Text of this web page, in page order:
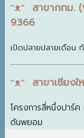
ᵔᴥᵔ สาขากทม.
9366
เปิดปลายปลายเดือน
ᵔᴥᵔ สาขาเชียง
โครงการสี่หนึ่งปาร์
ต้นพยอม